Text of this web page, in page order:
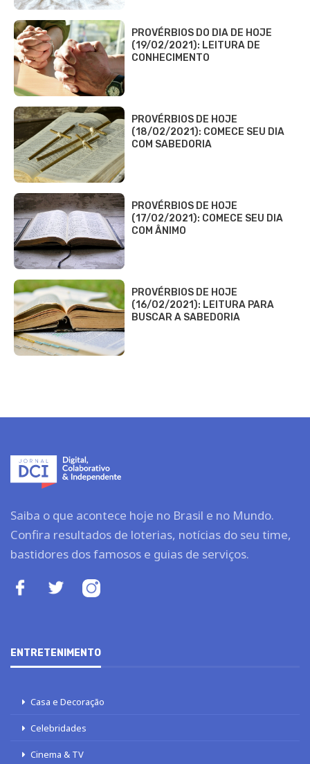
PROVÉRBIOS DO DIA DE HOJE
(19/02/2021): LEITURA DE
CONHECIMENTO
PROVÉRBIOS DE HOJE
(18/02/2021): COMECE SEU DIA
COM SABEDORIA
PROVÉRBIOS DE HOJE
(17/02/2021): COMECE SEU DIA
COM ÂNIMO
PROVÉRBIOS DE HOJE
(16/02/2021): LEITURA PARA
BUSCAR A SABEDORIA
Saiba o que acontece hoje no Brasil e no Mundo.
Confira resultados de loterias, notícias do seu time,
bastidores dos famosos e guias de serviços.
ENTRETENIMENTO
Casa e Decoração
Celebridades
Cinema & TV